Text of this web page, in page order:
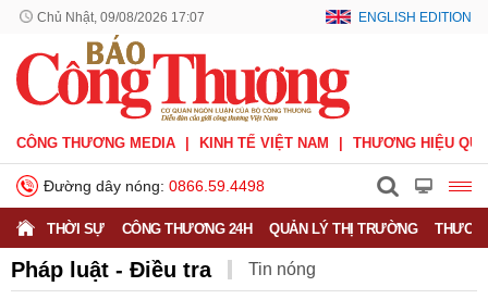
Chủ Nhật, 09/08/2026 17:07 ENGLISH EDITION
CÔNG THƯƠNG MEDIA KINH TẾ VIỆT NAM THƯƠNG HIỆU
Đường dây nóng: 0866.59.4498
THỜI SỰ CÔNG THƯƠNG 24H QUẢN LÝ THỊ TRƯỜNG
Pháp luật - Điều tra Tin nóng